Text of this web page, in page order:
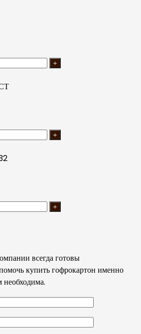
всегда готовы
купить гофрокартон именно
необходима.